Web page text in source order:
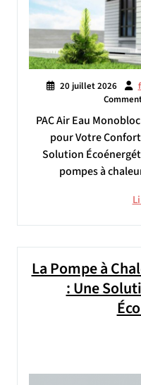
20 juillet 2026
PAC Air Eau
pour Votre Confort
Solution
pompes à
La Pompe à
: Une